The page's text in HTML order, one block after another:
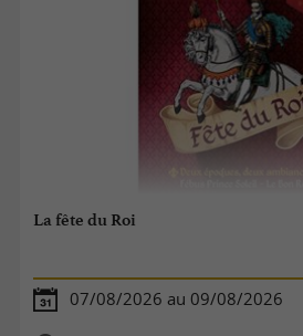
La fête du Roi
07/08/2026 au 09/08/2026